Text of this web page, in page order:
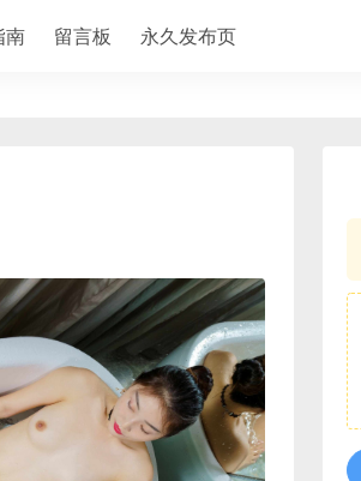
南 留言板 永久发布页